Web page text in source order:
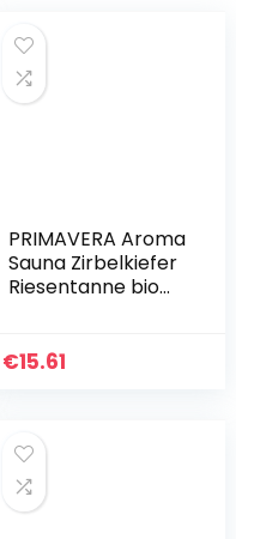
PRIMAVERA Aroma
Sauna Zirbelkiefer
Riesentanne bio
kräftig-würziges-
€15.61